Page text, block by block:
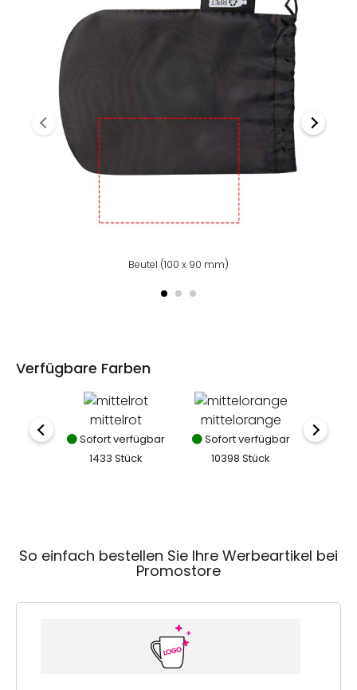
Beutel (100 x 90 mm)
Verfügbare Farben
mittelrot
Sofort verfügbar
1433 Stück
mittelorange
Sofort verfügbar
10398 Stück
So einfach bestellen Sie Ihre Werbeartikel bei
Promostore